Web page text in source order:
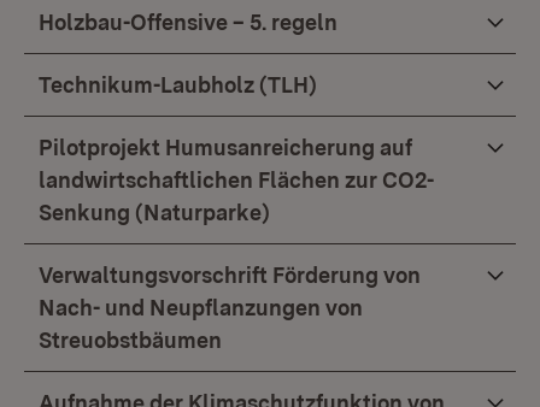
Holzbau-Offensive – 5. regeln
Technikum-Laubholz (TLH)
Pilotprojekt Humusanreicherung auf
landwirtschaftlichen Flächen zur CO2-
Senkung (Naturparke)
Verwaltungsvorschrift Förderung von
Nach- und Neupflanzungen von
Streuobstbäumen